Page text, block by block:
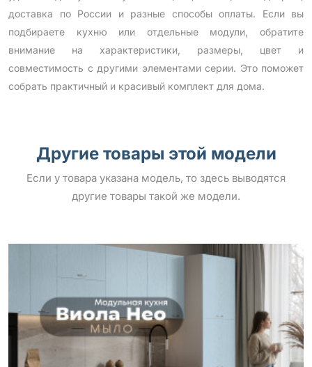
доставка по России и разные способы оплаты. Если вы
подбираете кухню или отдельные модули, обратите
внимание на характеристики, размеры, цвет и
совместимость с другими элементами серии. Это поможет
собрать практичный и красивый комплект для дома.
Другие товары этой модели
Если у товара указана модель, то здесь выводятся
другие товары такой же модели.